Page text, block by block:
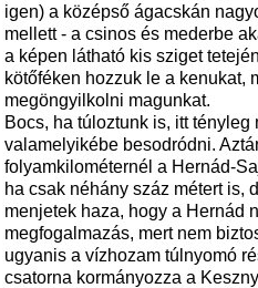
igen) a középső ágacskán
mellett - a csinos és mederbe
a képen látható kis sziget
kötőféken hozzuk le a kenukat,
megöngyilkolni magunkat.
Bocs, ha túloztunk is, itt
valamelyikébe besodródni.
folyamkilométernél a Hernád-
ha csak néhány száz métert is,
menjetek haza, hogy a Hernád
megfogalmazás, mert nem
ugyanis a vízhozam túlnyomó
csatorna kormányozza a